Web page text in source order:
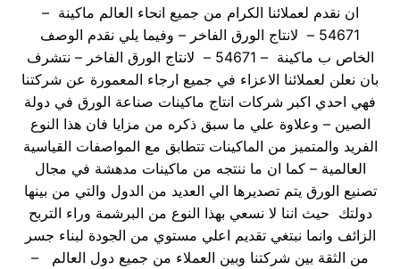
ان نقدم لعملائنا الكرام من جميع انحاء العالم ماكينة –
54671 – لانتاج الورق الفاخر – وفيما يلي نقدم الوصف
الخاص ب ماكينة – 54671 – لانتاج الورق الفاخر – نتشرف
بان نعلن لعملائنا الاعزاء في جميع ارجاء المعمورة عن شركتنا
فهي احدي اكبر شركات انتاج ماكينات صناعة الورق في دولة
الصين – وعلاوة علي ما سبق ذكره من مزايا فان هذا النوع
الفريد والمتميز من الماكينات تتطابق مع المواصفات القياسية
العالمية – كما ان ما ننتجه من ماكينات مدهشة في مجال
تصنيع الورق يتم تصديرها الي العديد من الدول والتي من بينها
دولتك حيث اننا لا نسعي بهذا النوع من البرشمة وراء التربح
الزائف وانما نبتغي تقديم اعلي مستوي من الجودة لبناء جسر
من الثقة بين شركتنا وبين العملاء من جميع دول العالم –